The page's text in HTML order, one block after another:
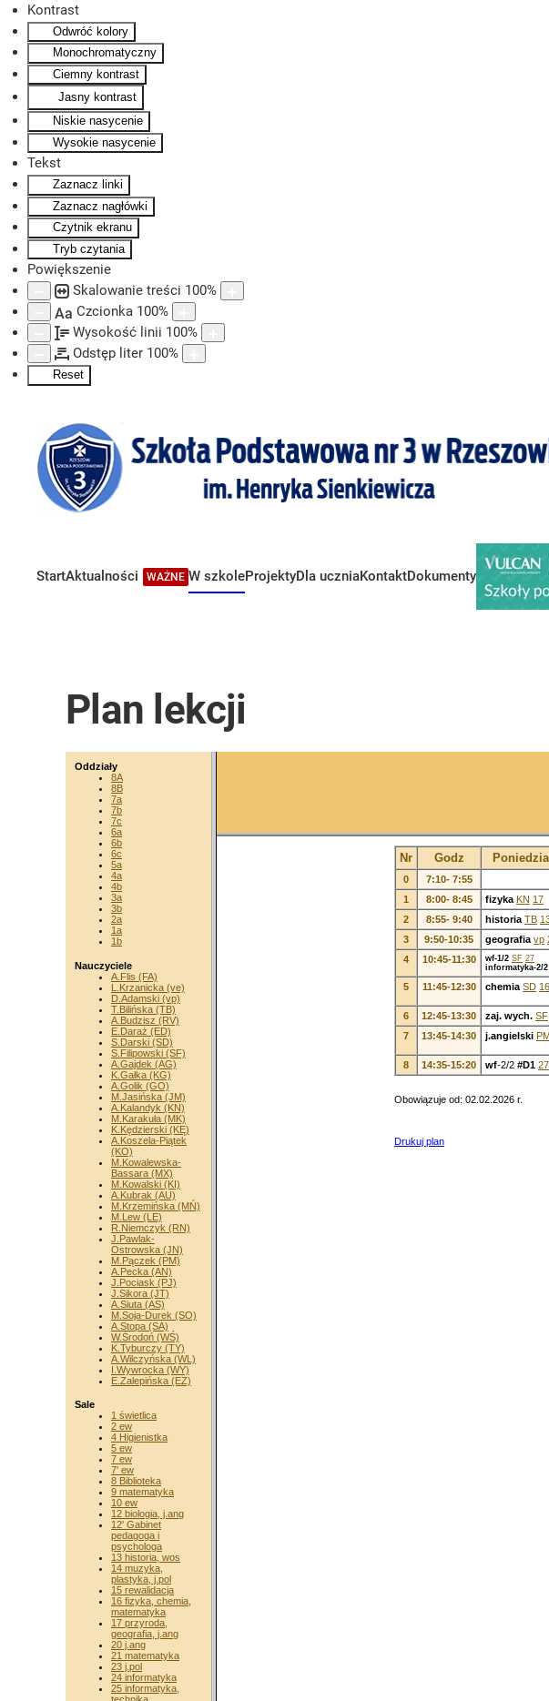
Kontrast
Odwróć kolory
Monochromatyczny
Ciemny kontrast
Jasny kontrast
Niskie nasycenie
Wysokie nasycenie
Tekst
Zaznacz linki
Zaznacz nagłówki
Czytnik ekranu
Tryb czytania
Powiększenie
Skalowanie treści 100%
Aa Czcionka 100%
Wysokość linii 100%
Odstęp liter 100%
Reset
Skip to main content
StartAktualności WAŻNE W szkoleProjektyDla uczniaKontaktDokumenty
Plan lekcji